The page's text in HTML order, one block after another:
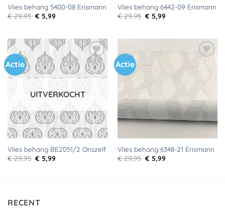
Vlies behang 5400-08 Erismann
€29,95 Oorspronkelijke
prijs
€ 5,99Huidige
Vlies behang 6442-09 Erismann
€29,95 Oorspronkelijke
prijs
€ 5,99Huidige
Actie
Toevoegen
aan
verlanglijst
UITVERKOCHT
Vlies behang BE2051/2 Onszelf
€29,95 Oorspronkelijke
prijs
€ 5,99Huidige
Actie
Toevoegen
Vlies behang 6348-21 Erismann
€29,95 Oorspronkelijke
prijs
€ 5,99Huidige
RECENT